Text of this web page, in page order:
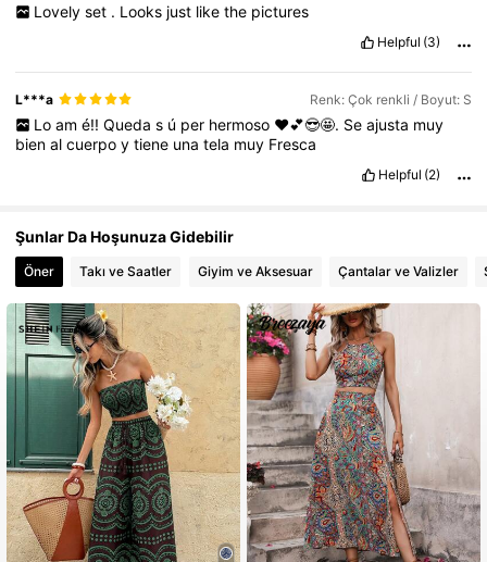
Lovely set . Looks just like the pictures
Helpful (3)
L***a Renk: Çok renkli / Boyut: S
Lo am é!! Queda s ú per hermoso ❤️💕😎🤩. Se ajusta muy
bienalcuerpoytiene unatela muy Fresca
Helpful (2)
Şunlar Da Hoşunuza Gidebilir
Öner Takı ve Saatler Giyim ve Aksesuar Çantalar ve Valizler